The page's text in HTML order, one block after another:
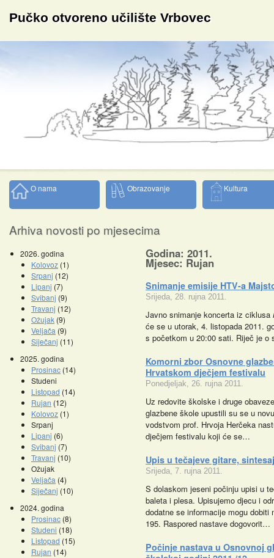
Pučko otvoreno učilište Vrbovec
O nama Obrazovanje Kultura
Arhiva novosti po mjesecima
2026. godina
Kolovoz (1)
Srpanj (12)
Lipanj (7)
Svibanj (9)
Travanj (12)
Ožujak (9)
Veljača (9)
Siječanj (11)
2025. godina
Prosinac (14)
Studeni
Listopad (14)
Rujan (12)
Kolovoz (1)
Srpanj
Lipanj (6)
Svibanj (7)
Travanj (10)
Ožujak
Veljača (4)
Siječanj (10)
2024. godina
Prosinac (8)
Studeni (18)
Listopad (15)
Rujan (14)
Godina: 2011.
Mjesec: Rujan
Snimanje emisije HTV-a
Srijeda, 28. rujna 2011.
Javno snimanje koncerta iz ciklusa
će se u utorak, 4. listopada 2011.
s početkom u 20:00 sati. Riječ je
Komorni zbor Osnovne
Hrvatskom dječjem festivalu
Ponedjeljak, 26. rujna 2011.
Uz redovite školske i druge
glazbene škole upustili su se u
vodstvom prof. Hrvoja Herčeka
dječjem festivalu koji će se…
Upis u tečajeve gitare,
Srijeda, 7. rujna 2011.
S dolaskom jeseni počinju upisi u
baleta i plesa. Upisujemo djecu i
dodatne se informacije mogu dobiti
195. Raspored nastave dogovorit…
Počinje nastava u Osnovnoj